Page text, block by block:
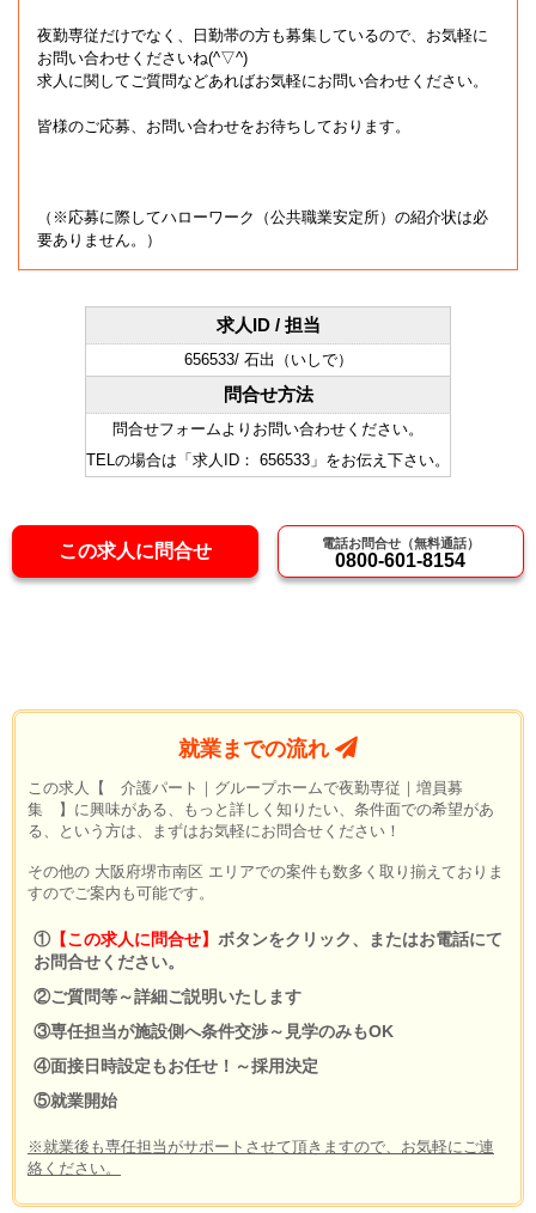
夜勤専従だけでなく、日勤帯の方も募集しているので、お気軽に
お問い合わせくださいね(^▽^)
求人に関してご質問などあればお気軽にお問い合わせください。
皆様のご応募、お問い合わせをお待ちしております。
（※応募に際してハローワーク（公共職業安定所）の紹介状は必
要ありません。）
求人ID / 担当
656533/ 石出（いしで）
問合せ方法
問合せフォームよりお問い合わせください。
TELの場合は「求人ID： 656533」をお伝え下さい。
この求人に問合せ 電話お問合せ（無料通話）
0800-601-8154
就業までの流れ
この求人【 介護パート｜グループホームで夜勤専従｜増員募
集 】に興味がある、もっと詳しく知りたい、条件面での希望があ
る、という方は、まずはお気軽にお問合せください！
その他の 大阪府堺市南区 エリアでの案件も数多く取り揃えておりま
すのでご案内も可能です。
① 【この求人に問合せ】 ボタンをクリック、またはお電話にて
お問合せください。
②ご質問等～詳細ご説明いたします
③専任担当が施設側へ条件交渉～見学のみもOK
④面接日時設定もお任せ！～採用決定
⑤就業開始
※就業後も専任担当がサポートさせて頂きますので、お気軽にご連
絡ください。